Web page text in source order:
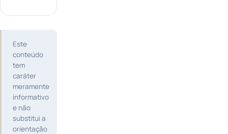
Este
conteúdo
tem
caráter
meramente
informativo
e não
substitui a
orientação